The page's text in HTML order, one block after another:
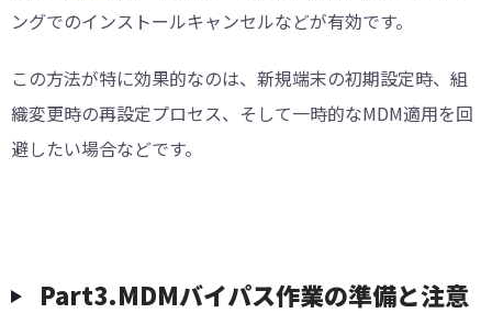
ングでのインストールキャンセルなどが有効です。
この方法が特に効果的なのは、新規端末の初期設定時、組
織変更時の再設定プロセス、そして一時的なMDM適用を回
避したい場合などです。
︎︎Part3.MDMバイパス作業の準備と注意